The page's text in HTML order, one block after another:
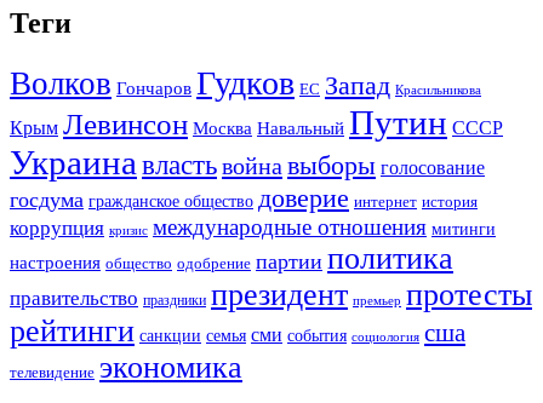
Теги
Волков Гончаров Гудков ЕС Запад Красильникова
Крым Левинсон Москва Навальный Путин СССР
Украина властьвойна выборы голосование
госдума гражданское общество доверие интернет история
коррупция кризис международные отношения митинги
настроения общество одобрение партии политика
правительство праздники президент премьер протесты
рейтинги санкции семья сми события социология сша
телевидение экономика